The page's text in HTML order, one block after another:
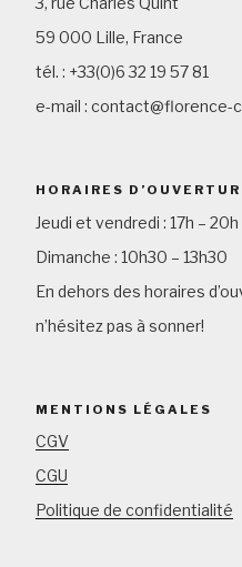
59 000 Lille, France
tél. : +33(0)6 32 19 57 81
e-mail : contact@florence-
HORAIRES
Jeudi et vendredi : 17h – 20h
Dimanche : 10h30 – 13h30
En dehors des horaires
n’hésitez pas à sonner!
MENTIONS LÉGALES
CGV
CGU
Politique de confidentialité